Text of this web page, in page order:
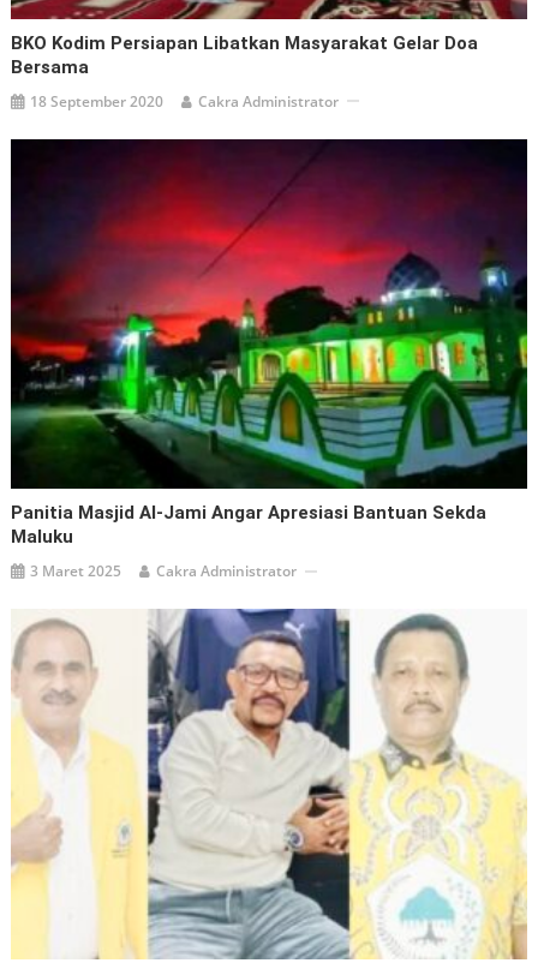
BKO Kodim Persiapan Libatkan Masyarakat Gelar Doa
Bersama
18 September 2020 Cakra Administrator
Panitia Masjid Al-Jami Angar Apresiasi Bantuan Sekda
Maluku
3 Maret 2025 Cakra Administrator